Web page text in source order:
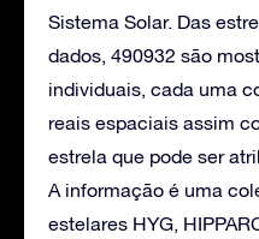
Sistema Solar. Das
dados, 490932 são
individuais, cada uma
reais espaciais assim
estrela que pode ser
A informação é uma
estelares HYG,